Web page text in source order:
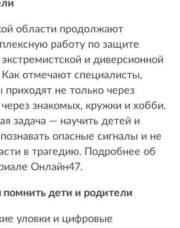
области продолжают
работу по защите
и диверсионной
Как отмечают специалисты,
приходят не только через
знакомых, кружки и хобби.
задача — научить детей и
опасные сигналы и не
в трагедию. Подробнее об
Онлайн47.
дети и родители
уловки и цифровые